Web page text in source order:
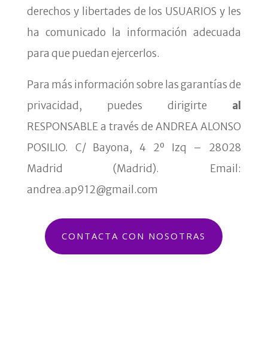
derechos y libertades de los USUARIOS y les
ha comunicado la información adecuada
para que puedan ejercerlos.
Para más información sobre las garantías de
privacidad, puedes dirigirte al
RESPONSABLE a través de ANDREA ALONSO
POSILIO. C/ Bayona, 4 2º Izq – 28028
Madrid (Madrid). Email:
andrea.ap912@gmail.com
CONTACTA CON NOSOTRAS